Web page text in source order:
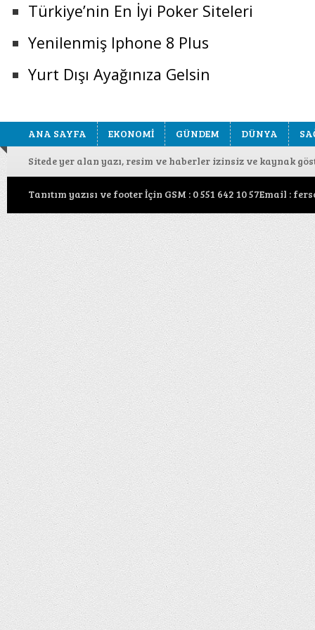
Türkiye’nin En İyi Poker Siteleri
Yenilenmiş Iphone 8 Plus
Yurt Dışı Ayağınıza Gelsin
ANA SAYFA EKONOMİ GÜNDEM DÜNYA
Sitede yer alan yazı, resim ve haberler izinsiz ve kaynak
Tanıtım yazısı ve footer İçin GSM : 0 551 642 10 57Email :